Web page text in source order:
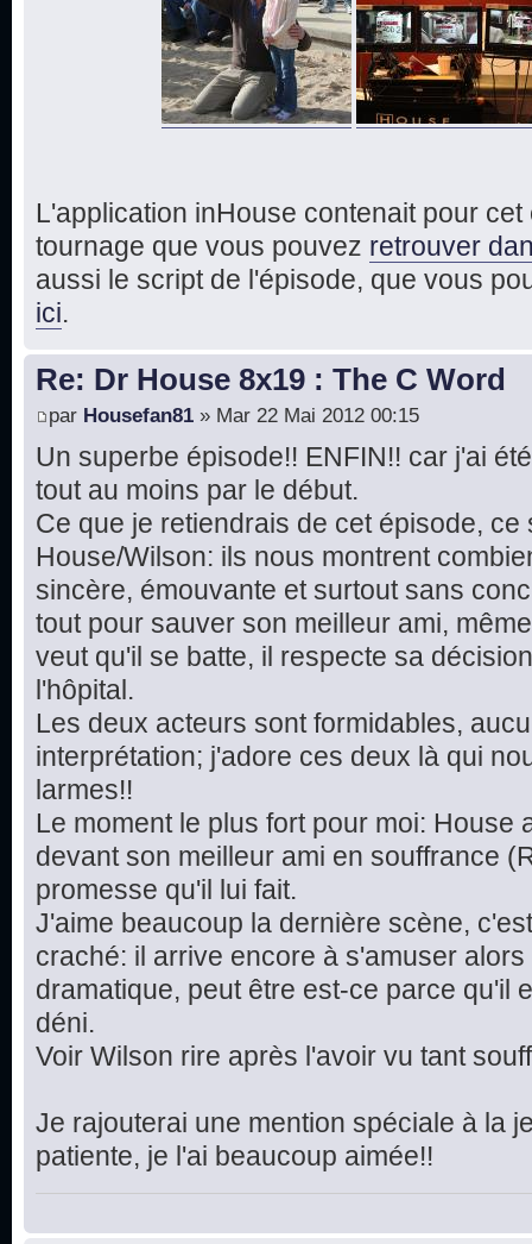
L'application inHouse contenait pour
tournage que vous pouvez retrouver
aussi le script de l'épisode, que vous
ici.
Re: Dr House 8x19 : The C Word
par Housefan81 » Mar 22 Mai 2012 00:15
Un superbe épisode!! ENFIN!! car j'ai
tout au moins par le début.
Ce que je retiendrais de cet épisode, ce
House/Wilson: ils nous montrent
sincère, émouvante et surtout sans
tout pour sauver son meilleur ami,
veut qu'il se batte, il respecte sa
l'hôpital.
Les deux acteurs sont formidables,
interprétation; j'adore ces deux là qui
larmes!!
Le moment le plus fort pour moi: House
devant son meilleur ami en souffrance
promesse qu'il lui fait.
J'aime beaucoup la dernière scène,
craché: il arrive encore à s'amuser
dramatique, peut être est-ce parce qu'il
déni.
Voir Wilson rire après l'avoir vu tant
Je rajouterai une mention spéciale à la
patiente, je l'ai beaucoup aimée!!